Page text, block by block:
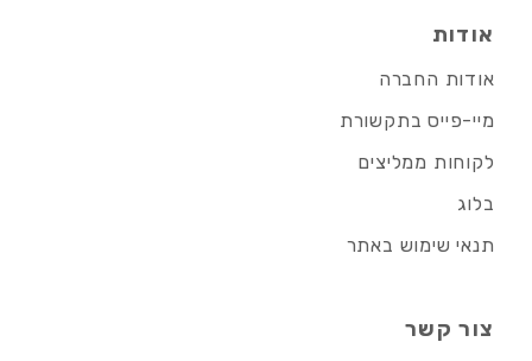
אודות
אודות החברה
מיי-פייס בתקשורת
לקוחות ממליצים
בלוג
תנאי שימוש באתר
צור קשר